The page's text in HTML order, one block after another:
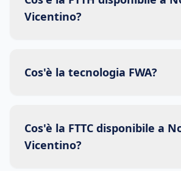
Vicentino?
Cos'è la tecnologia FWA?
Cos'è la FTTC disponibile a
Vicentino?